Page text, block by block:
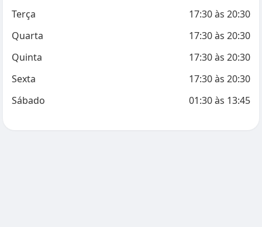
Terça
17:30às 20:30
Quarta
17:30às 20:30
Quinta
17:30às 20:30
Sexta
17:30às 20:30
Sábado
01:30às 13:45